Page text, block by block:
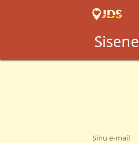
Sisene
Sinu e-mail